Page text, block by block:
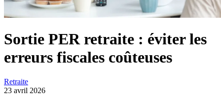
Sortie PER retraite : éviter les
erreurs fiscales coûteuses
Retraite
23 avril 2026